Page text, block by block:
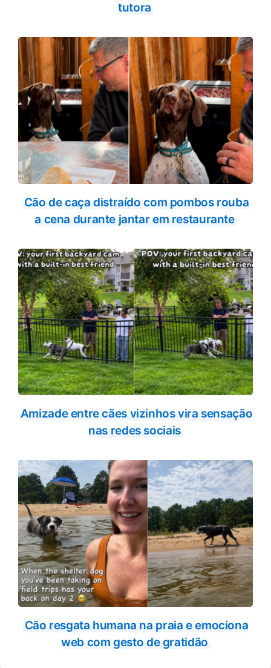
tutora
Cão de caça distraído com pombos rouba
a cena durante jantar em restaurante
Amizade entre cães vizinhos vira sensação
nas redes sociais
Cão resgata humana na praia e emociona
web com gesto de gratidão